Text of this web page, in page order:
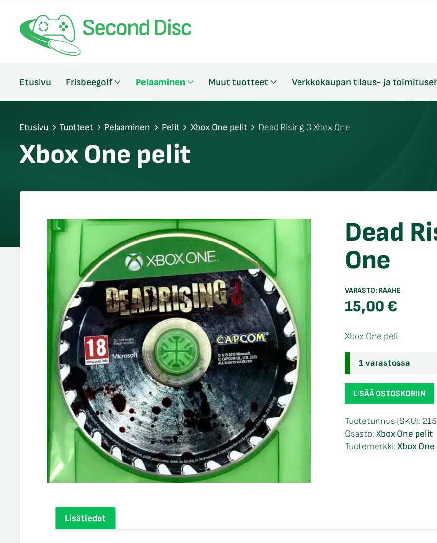
Etusivu Frisbeegolf Pelaaminen Muut tuotteet Verkkokaupan tilaus- ja
Etusivu Tuotteet Pelaaminen Pelit Xbox One pelit Dead Rising 3 Xbox One
Xbox One pelit
Dead
One
VARASTO: RAAHE
15,00€
Xbox One peli.
1 varastossa
Dead
Rising
Xbox
One
määrä
LISÄÄ OSTOSKORIIN
Tuotetunnus (SKU):
Osasto: Xbox One pelit
Tuotemerkki: Xbox
Lisätiedot
sulje
sulje
sulje